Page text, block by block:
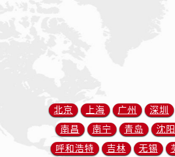
内蒙古自治
内蒙古自治
内蒙古自治
山西省大同市
山西省晋城市
山西省晋中市
北京 上海 广州 深圳
南昌
南宁 青岛 沈阳
呼和浩特
吉林 无锡